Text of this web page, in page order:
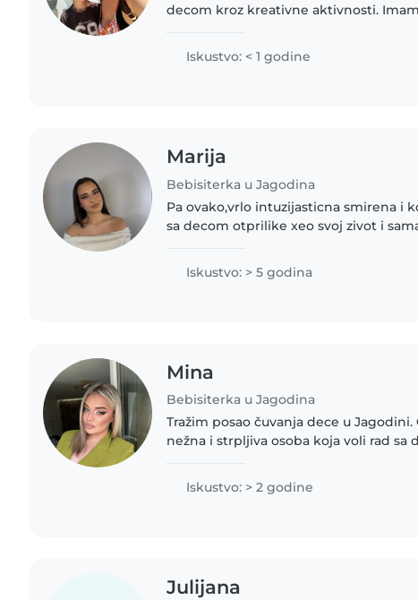
decom kroz kreativne aktivnosti.
Beograd. Zivim u Jagodini...
Iskustvo: < 1 godine
Marija
Bebisiterka u Jagodina
Pa ovako,vrlo intuzijasticna smirena i
sa decom otprilike xeo svoj zivot i
Iskustvo: > 5 godina
Mina
Bebisiterka u Jagodina
Tražim posao čuvanja dece u Jagodini. Odgovorna sam,
nežna i strpljiva osoba koja voli rad sa
pružim pažnju,..
Iskustvo: > 2 godine
Julijana